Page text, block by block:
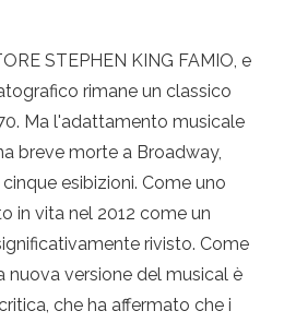
STEPHEN KING FAMIO, e
rimane un classico
Ma l'adattamento musicale
breve morte a Broadway,
esibizioni. Come uno
in vita nel 2012 come un
rivisto. Come
nuova versione del musical è
che ha affermato che i